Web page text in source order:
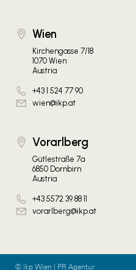
Wien
Kirchengasse 7/18
1070 Wien
Austria
+43 1 524 77 90
wien@ikp.at
Vorarlberg
Gütlestraße 7a
6850 Dornbirn
Austria
+43 5572 39 88 11
vorarlberg@ikp.at
© ikp Wien | PR Agentur